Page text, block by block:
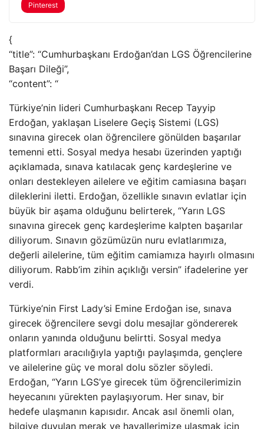
Pinterest
{
“title”: “Cumhurbaşkanı Erdoğan’dan LGS Öğrencilerine
Başarı Dileği”,
“content”: “
Türkiye’nin lideri Cumhurbaşkanı Recep Tayyip
Erdoğan, yaklaşan Liselere Geçiş Sistemi (LGS)
sınavına girecek olan öğrencilere gönülden başarılar
temenni etti. Sosyal medya hesabı üzerinden yaptığı
açıklamada, sınava katılacak genç kardeşlerine ve
onları destekleyen ailelere ve eğitim camiasına başarı
dileklerini iletti. Erdoğan, özellikle sınavın evlatlar için
büyük bir aşama olduğunu belirterek, “Yarın LGS
sınavına girecek genç kardeşlerime kalpten başarılar
diliyorum. Sınavın gözümüzün nuru evlatlarımıza,
değerli ailelerine, tüm eğitim camiamıza hayırlı olmasını
diliyorum. Rabb’im zihin açıklığı versin” ifadelerine yer
verdi.
Türkiye’nin First Lady’si Emine Erdoğan ise, sınava
girecek öğrencilere sevgi dolu mesajlar göndererek
onların yanında olduğunu belirtti. Sosyal medya
platformları aracılığıyla yaptığı paylaşımda, gençlere
ve ailelerine güç ve moral dolu sözler söyledi.
Erdoğan, “Yarın LGS’ye girecek tüm öğrencilerimizin
heyecanını yürekten paylaşıyorum. Her sınav, bir
hedefe ulaşmanın kapısıdır. Ancak asıl önemli olan,
bilgiye duyulan merak ve hayallerimize ulaşmak için